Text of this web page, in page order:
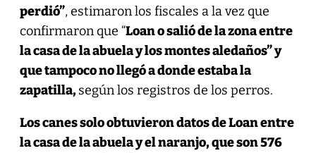
perdió”, estimaron los fiscales a la vez que
confirmaron que “Loan o salió de la zona entre
la casa de la abuela y los montes aledaños” y
que tampoco no llegó a donde estaba la
zapatilla,según los registros de los perros.
Los canes solo obtuvieron datos de Loan entre
la casa de la abuela y el naranjo, que son 576